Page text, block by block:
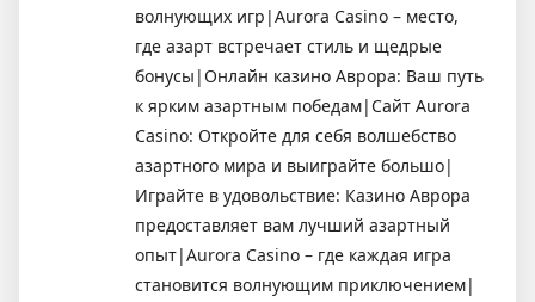
волнующих игр|Aurora Casino – место,
где азарт встречает стиль и щедрые
бонусы|Онлайн казино Аврора: Ваш путь
к ярким азартным победам|Сайт Aurora
Casino: Откройте для себя волшебство
азартного мира и выиграйте большо|
Играйте в удовольствие: Казино Аврора
предоставляет вам лучший азартный
опыт|Aurora Casino – где каждая игра
становится волнующим приключением|